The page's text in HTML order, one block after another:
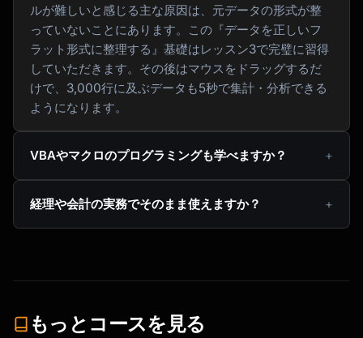
ルが難しいと感じる主な原因は、元データの形式が整
っていないことにあります。この『データを正しいフ
ラット形式に整理する』基礎はレッスン3で完璧に習得
していただきます。その後はマウスをドラッグするだ
けで、3,000行に及ぶデータも5秒で集計・分析できる
ようになります。
VBAやマクロのプログラミングも学べますか？
経理や会計の実務でそのまま使えますか？
もっとコースを見る